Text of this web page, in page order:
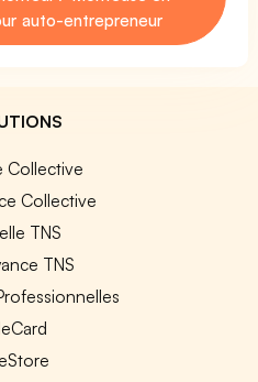
auto-entrepreneur
Collective
Collective
TNS
TNS